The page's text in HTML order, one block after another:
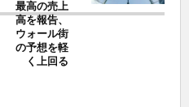
最高の売上
高を報告、
ウォール街
の予想を軽
く上回る